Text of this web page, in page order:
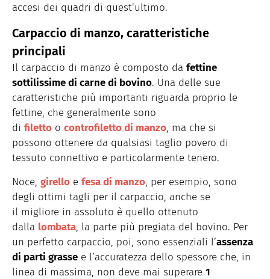
accesi dei quadri di quest’ultimo.
Carpaccio di manzo, caratteristiche
principali
Il carpaccio di manzo è composto da fettine
sottilissime di carne di bovino. Una delle sue
caratteristiche più importanti riguarda proprio le
fettine, che generalmente sono
di filetto o controfiletto di manzo, ma che si
possono ottenere da qualsiasi taglio povero di
tessuto connettivo e particolarmente tenero.
Noce, girello e fesa di manzo, per esempio, sono
degli ottimi tagli per il carpaccio, anche se
il migliore in assoluto è quello ottenuto
dalla lombata, la parte più pregiata del bovino. Per
un perfetto carpaccio, poi, sono essenziali l’assenza
di parti grasse e l’accuratezza dello spessore che, in
linea di massima, non deve mai superare 1